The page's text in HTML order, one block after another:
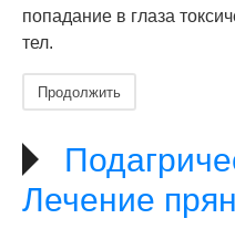
попадание в глаза
тел.
Продолжить
Лечение